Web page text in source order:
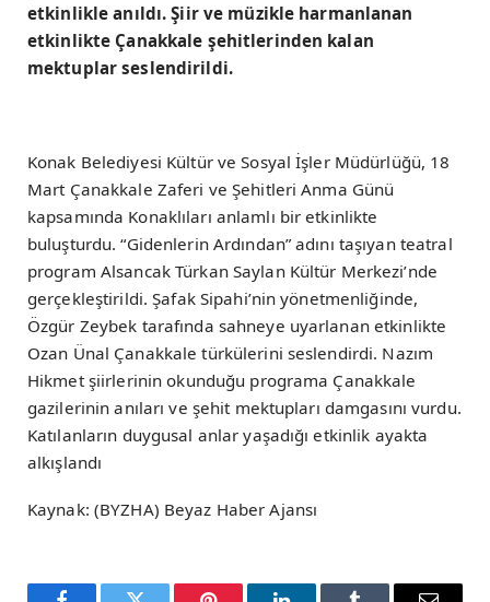
etkinlikle anıldı. Şiir ve müzikle harmanlanan
etkinlikte Çanakkale şehitlerinden kalan
mektuplar seslendirildi.
Konak Belediyesi Kültür ve Sosyal İşler Müdürlüğü, 18
Mart Çanakkale Zaferi ve Şehitleri Anma Günü
kapsamında Konaklıları anlamlı bir etkinlikte
buluşturdu. “Gidenlerin Ardından” adını taşıyan teatral
program Alsancak Türkan Saylan Kültür Merkezi’nde
gerçekleştirildi. Şafak Sipahi’nin yönetmenliğinde,
Özgür Zeybek tarafında sahneye uyarlanan etkinlikte
Ozan Ünal Çanakkale türkülerini seslendirdi. Nazım
Hikmet şiirlerinin okunduğu programa Çanakkale
gazilerinin anıları ve şehit mektupları damgasını vurdu.
Katılanların duygusal anlar yaşadığı etkinlik ayakta
alkışlandı
Kaynak: (BYZHA) Beyaz Haber Ajansı